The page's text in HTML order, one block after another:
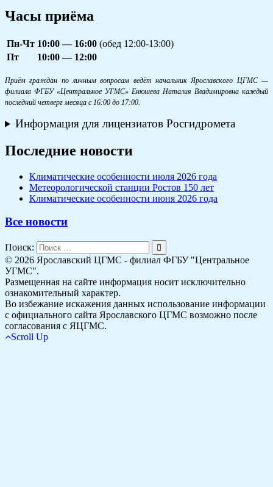
Часы приёма
Пн-Чт 10:00 — 16:00 (обед 12:00-13:00)
Пт
10:00 — 12:00
Приём граждан по личным вопросам ведёт начальник Ярославского ЦГМС —
филиала ФГБУ «Центральное УГМС» Енюшева Наталия Владимировна каждый
последний четверг месяца с 16:00 до 17:00.
Информация для лицензиатов Росгидромета
Последние новости
Климатические особенности июля 2026 года
Метеорологической станции Ростов 150 лет
Климатические особенности июня 2026 года
Все новости
Поиск:
© 2026 Ярославский ЦГМС - филиал ФГБУ "Центральное
УГМС".
Размещенная на сайте информация носит исключительно
ознакомительный характер.
Во избежание искажения данных использование информации
с официального сайта Ярославского ЦГМС возможно после
согласования с ЯЦГМС.
Scroll Up